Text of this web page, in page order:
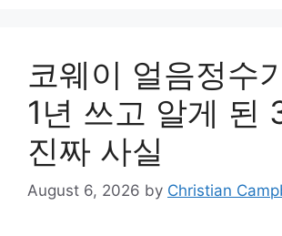
코웨이 얼음정수
1년 쓰고 알게 된
진짜 사실
August 6, 2026 by Christian